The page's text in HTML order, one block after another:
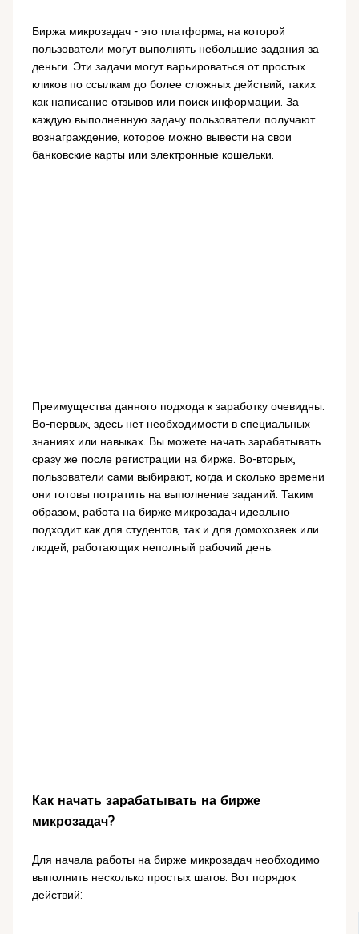
Биржа микрозадач - это платформа, на которой
пользователи могут выполнять небольшие задания за
деньги. Эти задачи могут варьироваться от простых
кликов по ссылкам до более сложных действий, таких
как написание отзывов или поиск информации. За
каждую выполненную задачу пользователи получают
вознаграждение, которое можно вывести на свои
банковские карты или электронные кошельки.
Преимущества данного подхода к заработку очевидны.
Во-первых, здесь нет необходимости в специальных
знаниях или навыках. Вы можете начать зарабатывать
сразу же после регистрации на бирже. Во-вторых,
пользователи сами выбирают, когда и сколько времени
они готовы потратить на выполнение заданий. Таким
образом, работа на бирже микрозадач идеально
подходит как для студентов, так и для домохозяек или
людей, работающих неполный рабочий день.
Как начать зарабатывать на бирже
микрозадач?
Для начала работы на бирже микрозадач необходимо
выполнить несколько простых шагов. Вот порядок
действий: